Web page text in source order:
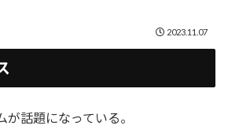
2023.11.07
が話題になっている。